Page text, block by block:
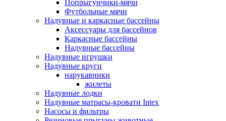
Попрыгунчики-мячи
Футбольные мячи
Надувные и каркасные бассейны
Аксессуары для бассейнов
Каркасные бассейны
Надувные бассейны
Надувные игрушки
Надувные круги
нарукавники
жилеты
Надувные лодки
Надувные матрасы-кровати Intex
Насосы и фильтры